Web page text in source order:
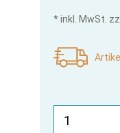
* inkl. MwSt.